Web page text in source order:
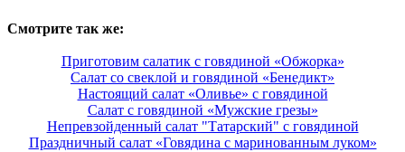
Смотрите так же:
Приготовим салатик с говядиной «Обжорка»
Салат со свеклой и говядиной «Бенедикт»
Настоящий салат «Оливье» с говядиной
Салат с говядиной «Мужские грезы»
Непревзойденный салат "Татарский" с говядиной
Праздничный салат «Говядина с маринованным луком»